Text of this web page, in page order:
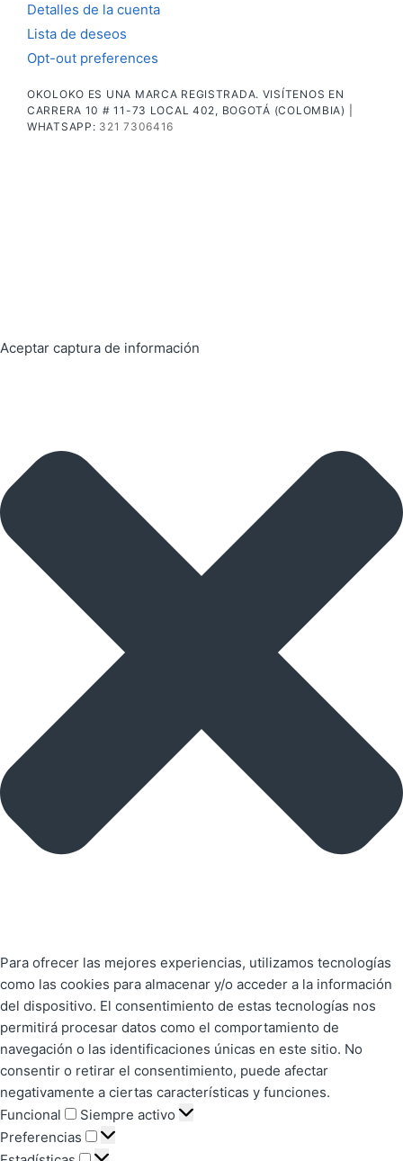
Detalles de la cuenta
Lista de deseos
Opt-out preferences
OKOLOKO ES UNA MARCA REGISTRADA. VISÍTENOS EN
CARRERA 10 # 11-73 LOCAL 402, BOGOTÁ (COLOMBIA) |
WHATSAPP: 321 7306416
Aceptar captura de información
Para ofrecer las mejores experiencias, utilizamos tecnologías
como las cookies para almacenar y/o acceder a la información
del dispositivo. El consentimiento de estas tecnologías nos
permitirá procesar datos como el comportamiento de
navegación o las identificaciones únicas en este sitio. No
consentir o retirar el consentimiento, puede afectar
negativamente a ciertas características y funciones.
Funcional
Siempre activo
Preferencias